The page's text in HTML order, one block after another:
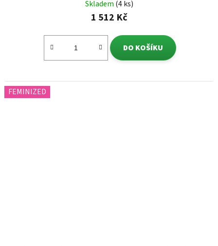
Skladem (4 ks)
1 512 Kč
DO KOŠÍKU
FEMINIZED